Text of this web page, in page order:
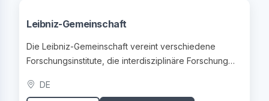
Leibniz-Gemeinschaft
Die Leibniz-Gemeinschaft vereint verschiedene
Forschungsinstitute, die interdisziplinäre Forschung
DE